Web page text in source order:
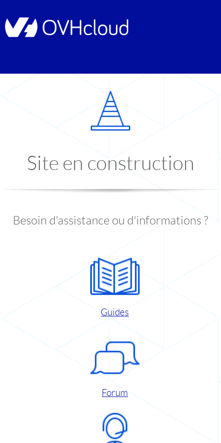
Site en construction
Besoin d'assistance ou d'informations ?
Guides
Forum